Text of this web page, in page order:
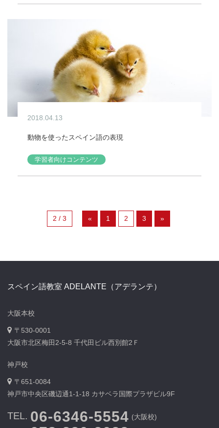
2018.04.13
動物を使ったスペイン語の表現
学習者向けコンテンツ
2 / 3 « 1 2 3 »
スペイン語教室 ADELANTE（アデランテ）
大阪本校
〒530-0001
大阪市北区梅田2-5-8 千代田ビル西別館2Ｆ
神戸校
〒651-0084
神戸市中央区磯辺通1-1-18 カサベラ国際プラザビル9F
TEL. 06-6346-5554 (大阪校)